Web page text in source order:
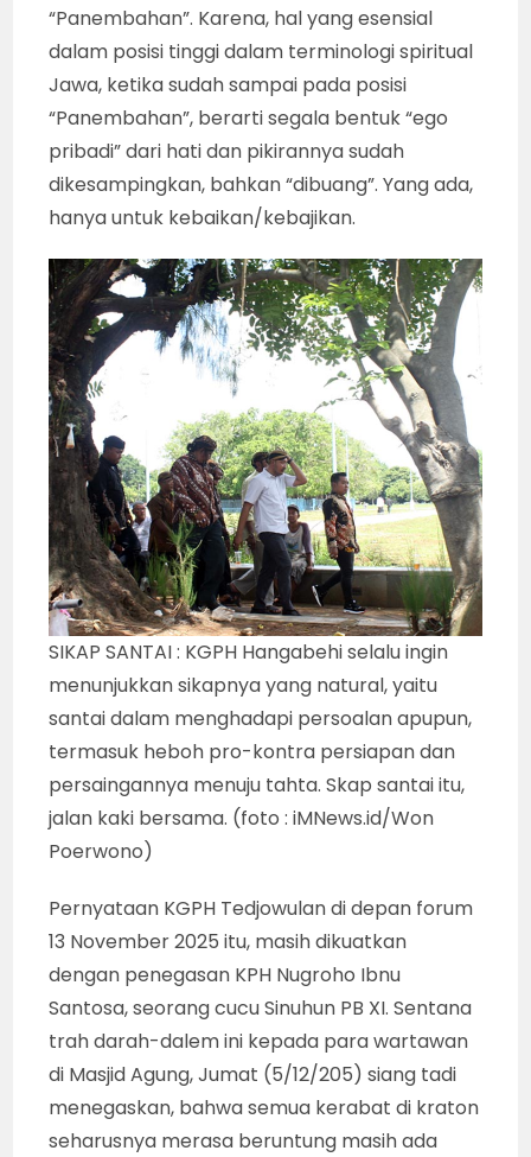
“Panembahan”. Karena, hal yang esensial
dalam posisi tinggi dalam terminologi spiritual
Jawa, ketika sudah sampai pada posisi
“Panembahan”, berarti segala bentuk “ego
pribadi” dari hati dan pikirannya sudah
dikesampingkan, bahkan “dibuang”. Yang ada,
hanya untuk kebaikan/kebajikan.
SIKAP SANTAI : KGPH Hangabehi selalu ingin
menunjukkan sikapnya yang natural, yaitu
santai dalam menghadapi persoalan apupun,
termasuk heboh pro-kontra persiapan dan
persaingannya menuju tahta. Skap santai itu,
jalan kaki bersama. (foto : iMNews.id/Won
Poerwono)
Pernyataan KGPH Tedjowulan di depan forum
13 November 2025 itu, masih dikuatkan
dengan penegasan KPH Nugroho Ibnu
Santosa, seorang cucu Sinuhun PB XI. Sentana
trah darah-dalem ini kepada para wartawan
di Masjid Agung, Jumat (5/12/205) siang tadi
menegaskan, bahwa semua kerabat di kraton
seharusnya merasa beruntung masih ada